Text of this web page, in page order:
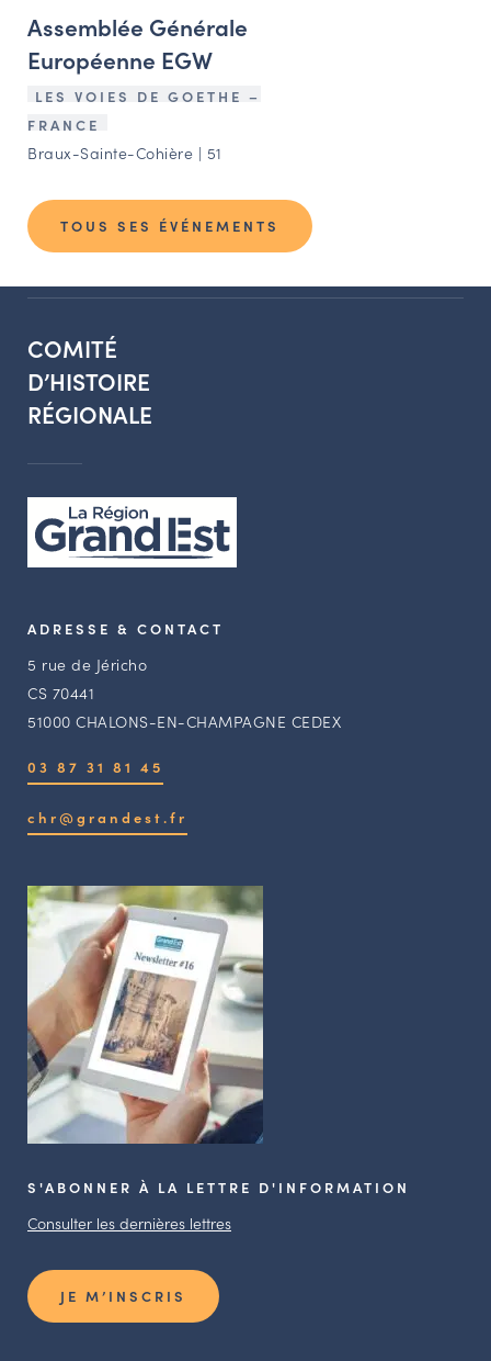
Assemblée Générale
Européenne EGW
LES VOIES DE GOETHE –
FRANCE
Braux-Sainte-Cohière | 51
TOUS SES ÉVÉNEMENTS
COMITÉ
D’HISTOIRE
RÉGIONALE
ADRESSE & CONTACT
5 rue de Jéricho
CS 70441
51000 CHALONS-EN-CHAMPAGNE CEDEX
03 87 31 81 45
chr@grandest.fr
S'ABONNER À LA LETTRE D'INFORMATION
Consulter les dernières lettres
JE M’INSCRIS